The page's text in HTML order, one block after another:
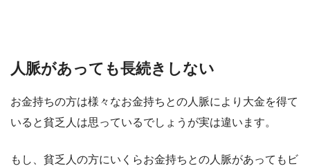
人脈があっても長続きしない
お金持ちの方は様々なお金持ちとの人脈により大金を得て
いると貧乏人は思っているでしょうが実は違います。
もし、貧乏人の方にいくらお金持ちとの人脈があってもビ